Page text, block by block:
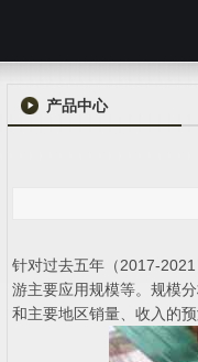
产品中心
针对过去五年（2017-
游主要应用规模等。规模
和主要地区销量、收入的